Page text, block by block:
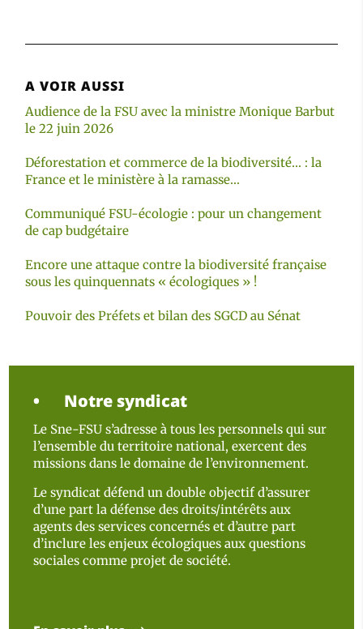
A VOIR AUSSI
Audience de la FSU avec la ministre Monique Barbut
le 22 juin 2026
Déforestation et commerce de la biodiversité… : la
France et le ministère à la ramasse…
Communiqué FSU-écologie : pour un changement
de cap budgétaire
Encore une attaque contre la biodiversité française
sous les quinquennats « écologiques » !
Pouvoir des Préfets et bilan des SGCD au Sénat
Notre syndicat
Le Sne-FSU s’adresse à tous les personnels qui sur
l’ensemble du territoire national, exercent des
missions dans le domaine de l’environnement.
Le syndicat défend un double objectif d’assurer
d’une part la défense des droits/intérêts aux
agents des services concernés et d’autre part
d’inclure les enjeux écologiques aux questions
sociales comme projet de société.